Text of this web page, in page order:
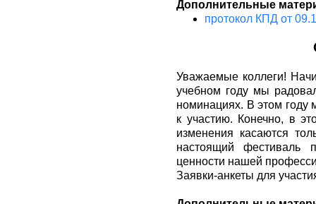
Дополнительные
протокол КПД от
Уважаемые коллеги!
учебном году мы
номинациях. В этом году
к участию. Конечно, в
изменения касаются
настоящий фестиваль
ценности нашей
Заявки-анкеты для